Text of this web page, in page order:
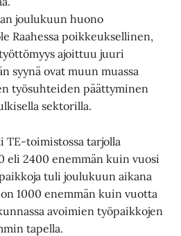
joulukuun huono
Raahessa poikkeuksellinen,
ajoittuu juuri
syynä ovat muun muassa
työsuhteiden päättyminen
sektorilla.
TE-toimistossa tarjolla
eli 2400 enemmän kuin vuosi
tuli joulukuun aikana
1000 enemmän kuin vuotta
avoimien työpaikkojen
tapella.